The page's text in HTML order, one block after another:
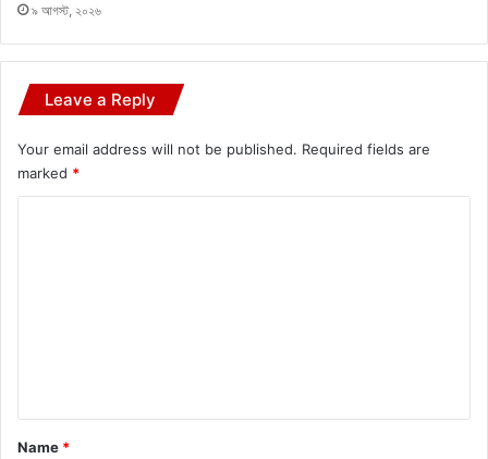
৯ আগস্ট, ২০২৬
Leave a Reply
Your email address will not be published. Required fields are
marked *
*
Name *